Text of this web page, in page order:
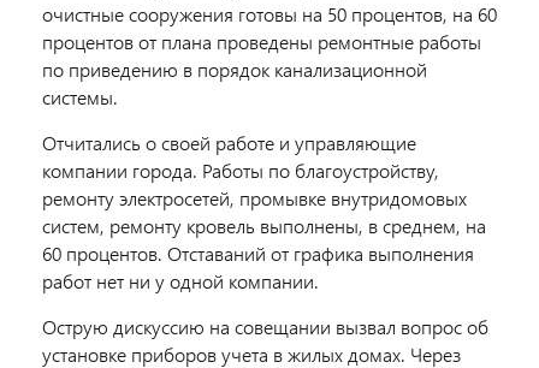
очистные сооружения готовы на 50 процентов, на 60
процентов от плана проведены ремонтные работы
по приведению в порядок канализационной
системы.
Отчитались о своей работе и управляющие
компании города. Работы по благоустройству,
ремонту электросетей, промывке внутридомовых
систем, ремонту кровель выполнены, в среднем, на
60 процентов. Отставаний от графика выполнения
работ нет ни у одной компании.
Острую дискуссию на совещании вызвал вопрос об
установке приборов учета в жилых домах. Через